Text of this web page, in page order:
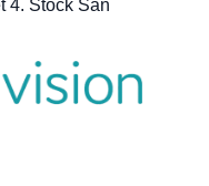
4. Stock San